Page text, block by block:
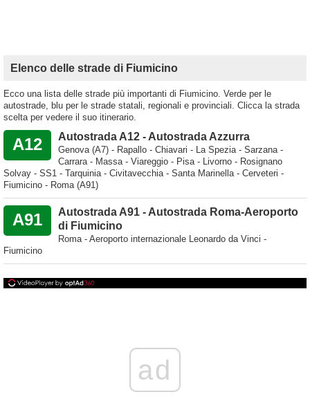
Elenco delle strade di Fiumicino
Ecco una lista delle strade più importanti di Fiumicino. Verde per le
autostrade, blu per le strade statali, regionali e provinciali. Clicca la strada
scelta per vedere il suo itinerario.
A12 Autostrada A12 - Autostrada Azzurra
Genova (A7) - Rapallo - Chiavari - La Spezia - Sarzana -
Carrara - Massa - Viareggio - Pisa - Livorno - Rosignano
Solvay - SS1 - Tarquinia - Civitavecchia - Santa Marinella - Cerveteri -
Fiumicino - Roma (A91)
A91
Autostrada A91 - Autostrada Roma-Aeroporto
di Fiumicino
Roma - Aeroporto internazionale Leonardo da Vinci -
Fiumicino
ad